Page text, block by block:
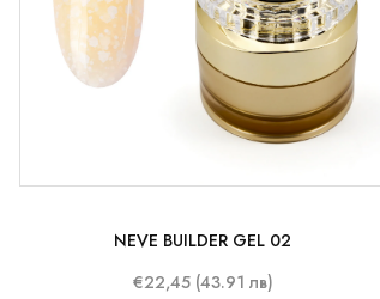
15ml
NEVE BUILDER GEL 02
€22,45 (43.91 лв)